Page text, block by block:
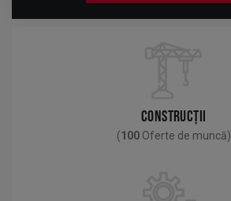
CONSTRUCȚII
(100 Oferte de muncă)